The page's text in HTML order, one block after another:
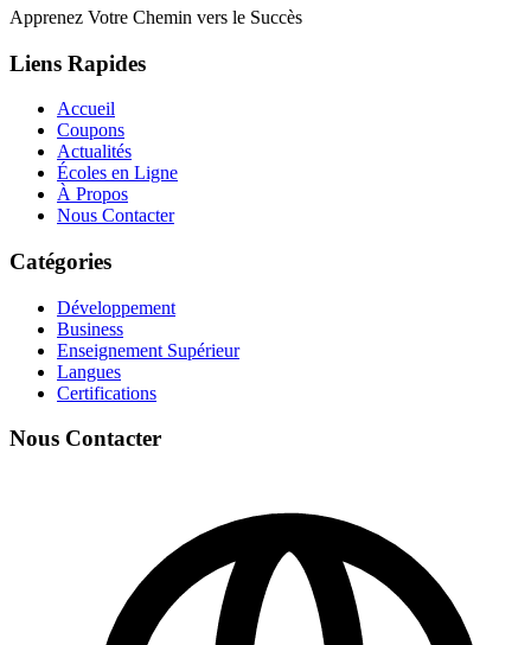
Apprenez Votre Chemin vers le Succès
Liens Rapides
Accueil
Coupons
Actualités
Écoles en Ligne
À Propos
Nous Contacter
Catégories
Développement
Business
Enseignement Supérieur
Langues
Certifications
Nous Contacter